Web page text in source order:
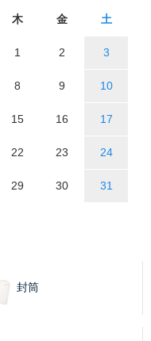
木 金 土
1 2 3
8 9 10
15 16 17
22 23 24
29 30 31
封筒